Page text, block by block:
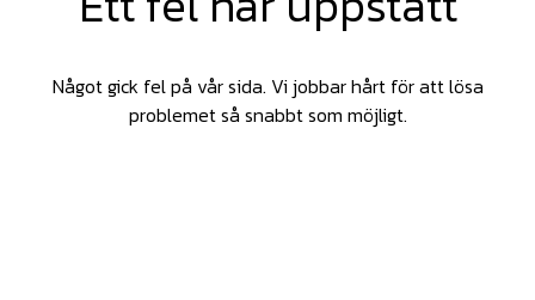
Något gick fel på vår sida. Vi jobbar hårt för att lösa
problemet så snabbt som möjligt.